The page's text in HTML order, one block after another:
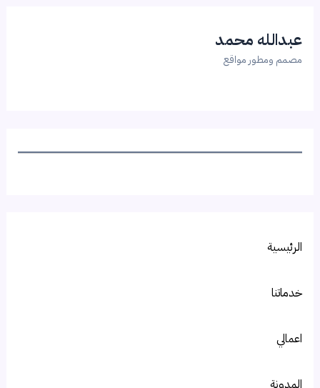
عبدالله محمد
مصمم ومطور مواقع
الرئيسية
خدماتنا
اعمالي
المدونة